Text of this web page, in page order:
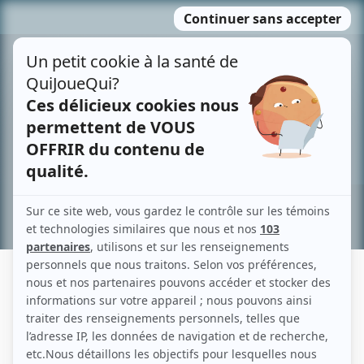
MENU
contenu
Recherche avancée »
OCÉANE BERGERON
Liens
Fiche de Océane Bergeron sur Showbizz.net